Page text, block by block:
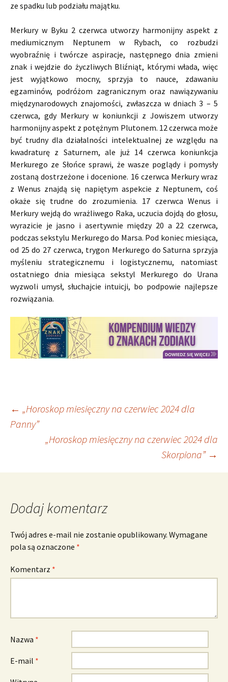
ze spadku lub podziału majątku.
Merkury w Byku 2 czerwca utworzy harmonijny aspekt z
mediumicznym Neptunem w Rybach, co rozbudzi
wyobraźnię i twórcze aspiracje, następnego dnia zmieni
znak i wejdzie do życzliwych Bliźniąt, którymi włada, więc
jest wyjątkowo mocny, sprzyja to nauce, zdawaniu
egzaminów, podróżom zagranicznym oraz nawiązywaniu
międzynarodowych znajomości, zwłaszcza w dniach 3 – 5
czerwca, gdy Merkury w koniunkcji z Jowiszem utworzy
harmonijny aspekt z potężnym Plutonem. 12 czerwca może
być trudny dla działalności intelektualnej ze względu na
kwadraturę z Saturnem, ale już 14 czerwca koniunkcja
Merkurego ze Słońce sprawi, że wasze poglądy i pomysły
zostaną dostrzeżone i docenione. 16 czerwca Merkury wraz
z Wenus znajdą się napiętym aspekcie z Neptunem, coś
okaże się trudne do zrozumienia. 17 czerwca Wenus i
Merkury wejdą do wrażliwego Raka, uczucia dojdą do głosu,
wyrazicie je jasno i asertywnie między 20 a 22 czerwca,
podczas sekstylu Merkurego do Marsa. Pod koniec miesiąca,
od 25 do 27 czerwca, trygon Merkurego do Saturna sprzyja
myśleniu strategicznemu i logistycznemu, natomiast
ostatniego dnia miesiąca sekstyl Merkurego do Urana
wyzwoli umysł, słuchajcie intuicji, bo podpowie najlepsze
rozwiązania.
Nawigacja
wpisu
← „Horoskop miesięczny na czerwiec 2024 dla
Panny”
„Horoskop miesięczny na czerwiec 2024 dla
Skorpiona” →
Dodaj komentarz
Twój adres e-mail nie zostanie opublikowany. Wymagane
pola są oznaczone *
Komentarz *
Nazwa *
E-mail *